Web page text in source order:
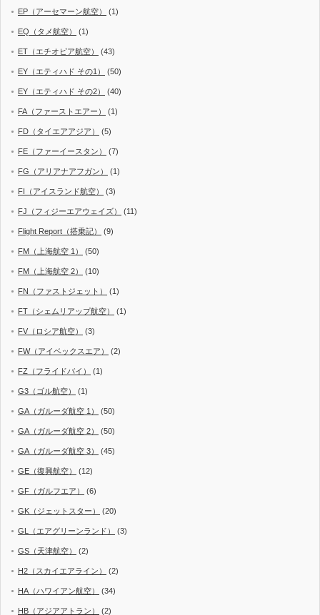
EP（アーセマーン航空） (1)
EQ（タメ航空） (1)
ET（エチオピア航空） (43)
EY（エティハド その1） (50)
EY（エティハド その2） (40)
FA（ファーストエアー） (1)
FD（タイエアアジア） (5)
FE（ファーイースタン） (7)
FG（アリアナアフガン） (1)
FI（アイスランド航空） (3)
FJ（フィジーエアウェイズ） (11)
Flight Report（搭乗記） (9)
FM（上海航空 1） (50)
FM（上海航空 2） (10)
FN（ファストジェット） (1)
FT（シェムリアップ航空） (1)
FV（ロシア航空） (3)
FW（アイベックスエア） (2)
FZ（フライドバイ） (1)
G3（ゴル航空） (1)
GA（ガルーダ航空 1） (50)
GA（ガルーダ航空 2） (50)
GA（ガルーダ航空 3） (45)
GE（復興航空） (12)
GF（ガルフエア） (6)
GK（ジェットスター） (20)
GL（エアグリーンランド） (3)
GS（天津航空） (2)
H2（スカイエアライン） (2)
HA（ハワイアン航空） (34)
HB（アジアアトラン） (2)